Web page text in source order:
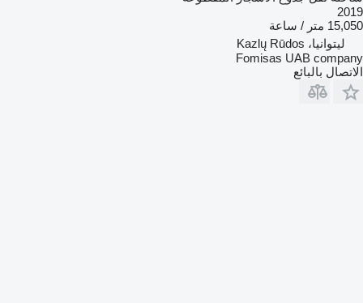
2019
15,050 متر / ساعة
ليتوانيا، Kazlų Rūdos
Fomisas UAB company
الاتصال بالبائع